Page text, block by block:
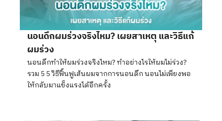
นอนดึกผมร่วงจริงไหม? เผยสาเหตุ และวิธีแก้
ผมร่วง
นอนดึกทำให้ผมร่วงจริงไหม? ทำอย่างไรให้ผมไม่ร่วง?
รวม 5 5 วิธีฟื้นฟูเส้นผมจากการนอนดึก นอนไม่เพียงพอ
ให้กลับมาแข็งแรงได้อีกครั้ง